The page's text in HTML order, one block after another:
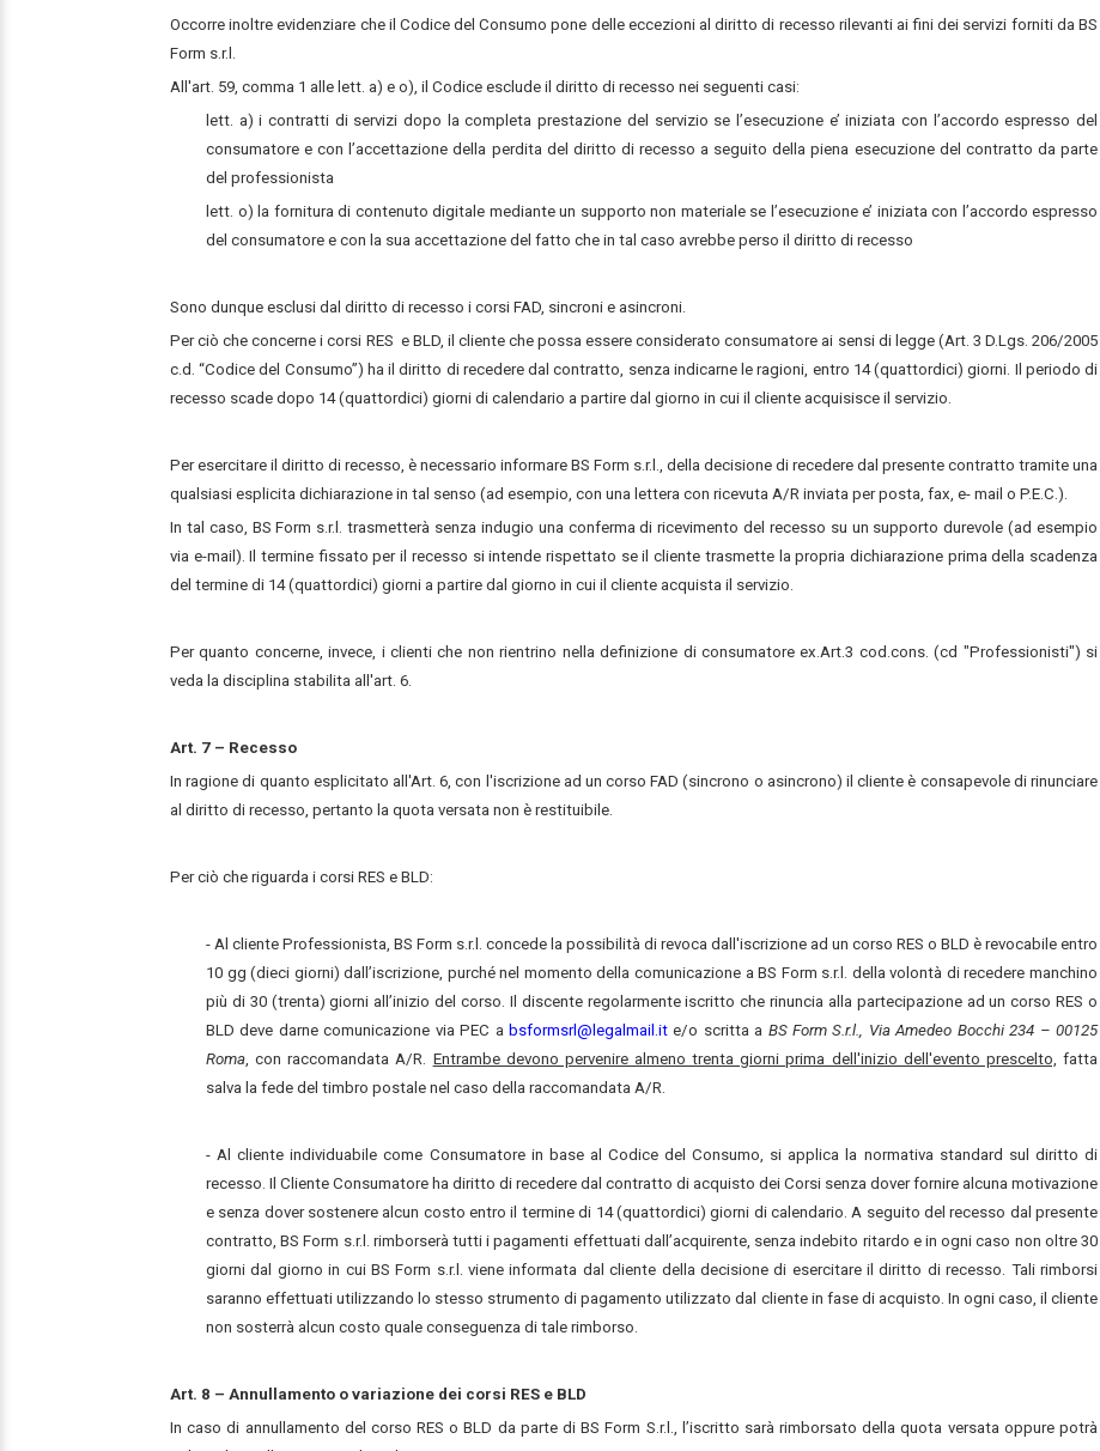
Occorre inoltre evidenziare che il Codice del Consumo pone delle eccezioni al diritto di recesso rilevanti ai fini dei servizi forniti da BS
Form s.r.l.
All'art. 59, comma 1 alle lett. a) e o), il Codice esclude il diritto di recesso nei seguenti casi:
lett. a) i contratti di servizi dopo la completa prestazione del servizio se l’esecuzione e’ iniziata con l’accordo espresso del
consumatore e con l’accettazione della perdita del diritto di recesso a seguito della piena esecuzione del contratto da parte
del professionista
lett. o) la fornitura di contenuto digitale mediante un supporto non materiale se l’esecuzione e’ iniziata con l’accordo espresso
del consumatore e con la sua accettazione del fatto che in tal caso avrebbe perso il diritto di recesso
Sono dunque esclusi dal diritto di recesso i corsi FAD, sincroni e asincroni.
Per ciò che concerne i corsi RES e BLD, il cliente che possa essere considerato consumatore ai sensi di legge (Art. 3 D.Lgs. 206/2005
c.d. “Codice del Consumo”) ha il diritto di recedere dal contratto, senza indicarne le ragioni, entro 14 (quattordici) giorni. Il periodo di
recesso scade dopo 14 (quattordici) giorni di calendario a partire dal giorno in cui il cliente acquisisce il servizio.
Per esercitare il diritto di recesso, è necessario informare BS Form s.r.l., della decisione di recedere dal presente contratto tramite una
qualsiasi esplicita dichiarazione in tal senso (ad esempio, con una lettera con ricevuta A/R inviata per posta, fax, e- mail o P.E.C.).
In tal caso, BS Form s.r.l. trasmetterà senza indugio una conferma di ricevimento del recesso su un supporto durevole (ad esempio
via e-mail). Il termine fissato per il recesso si intende rispettato se il cliente trasmette la propria dichiarazione prima della scadenza
del termine di 14 (quattordici) giorni a partire dal giorno in cui il cliente acquista il servizio.
Per quanto concerne, invece, i clienti che non rientrino nella definizione di consumatore ex.Art.3 cod.cons. (cd "Professionisti") si
veda la disciplina stabilita all'art. 6.
Art. 7 – Recesso
In ragione di quanto esplicitato all'Art. 6, con l'iscrizione ad un corso FAD (sincrono o asincrono) il cliente è consapevole di rinunciare
al diritto di recesso, pertanto la quota versata non è restituibile.
Per ciò che riguarda i corsi RES e BLD:
- Al cliente Professionista, BS Form s.r.l. concede la possibilità di revoca dall'iscrizione ad un corso RES o BLD è revocabile entro
10 gg (dieci giorni) dall’iscrizione, purché nel momento della comunicazione a BS Form s.r.l. della volontà di recedere manchino
più di 30 (trenta) giorni all’inizio del corso. Il discente regolarmente iscritto che rinuncia alla partecipazione ad un corso RES o
BLD deve darne comunicazione via PEC a bsformsrl@legalmail.ite/o scritta a BS Form S.r.l., Via Amedeo Bocchi 234 – 00125
Roma, con raccomandata A/R. Entrambe devono pervenire almeno trenta giorni prima dell'inizio dell'evento prescelto, fatta
salva la fede del timbro postale nel caso della raccomandata A/R.
- Al cliente individuabile come Consumatore in base al Codice del Consumo, si applica la normativa standard sul diritto di
recesso. Il Cliente Consumatore ha diritto di recedere dal contratto di acquisto dei Corsi senza dover fornire alcuna motivazione
e senza dover sostenere alcun costo entro il termine di 14 (quattordici) giorni di calendario.A seguito del recesso dal presente
contratto, BS Form s.r.l. rimborserà tutti i pagamenti effettuati dall’acquirente, senza indebito ritardo e in ogni caso non oltre 30
giorni dal giorno in cui BS Form s.r.l. viene informata dal cliente della decisione di esercitare il diritto di recesso. Tali rimborsi
saranno effettuati utilizzando lo stesso strumento di pagamento utilizzato dal cliente in fase di acquisto. In ogni caso, il cliente
non sosterrà alcun costo quale conseguenza di tale rimborso.
Art. 8 – Annullamento o variazione dei corsi RES e BLD
In caso di annullamento del corso RES o BLD da parte di BS Form S.r.l., l’iscritto sarà rimborsato della quota versata oppure potrà